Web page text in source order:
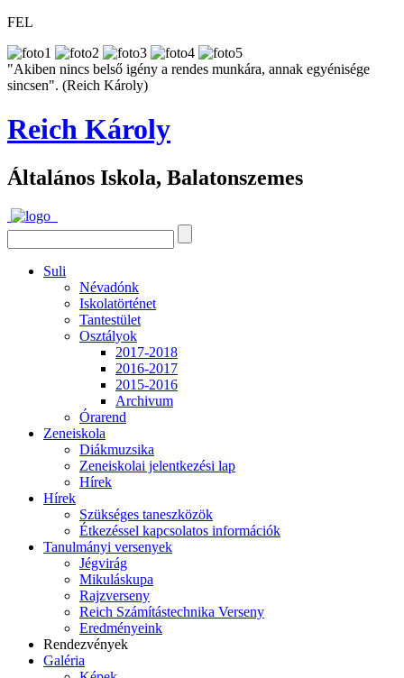
FEL
"Akiben nincs belső igény a rendes munkára, annak egyénisége
sincsen". (Reich Károly)
Reich Károly
Általános Iskola, Balatonszemes
Suli
Névadónk
Iskolatörténet
Tantestület
Osztályok
2017-2018
2016-2017
2015-2016
Archivum
Órarend
Zeneiskola
Diákmuzsika
Zeneiskolai jelentkezési lap
Hírek
Hírek
Szükséges taneszközök
Étkezéssel kapcsolatos információk
Tanulmányi versenyek
Jégvirág
Mikuláskupa
Rajzverseny
Reich Számítástechnika Verseny
Eredményeink
Rendezvények
Galéria